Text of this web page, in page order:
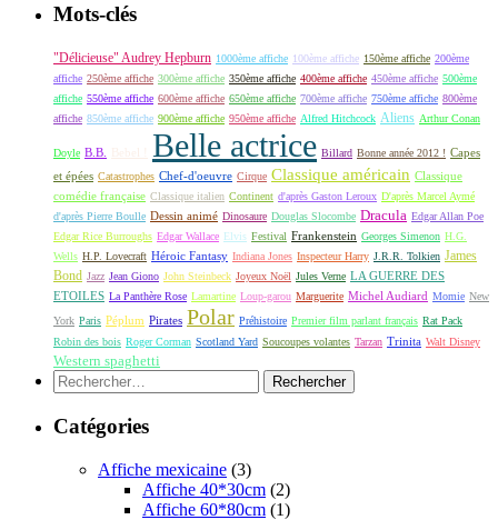
Mots-clés
"Délicieuse" Audrey Hepburn 1000ème affiche 100ème affiche 150ème affiche 200ème
affiche 250ème affiche 300ème affiche 350ème affiche 400ème affiche 450ème affiche 500ème
affiche 550ème affiche 600ème affiche 650ème affiche 700ème affiche 750ème affiche 800ème
affiche 850ème affiche 900ème affiche 950ème affiche Alfred Hitchcock Aliens Arthur Conan
Doyle B.B. Belle actrice Billard Bonne année 2012 ! Capes
et épées Catastrophes Chef-d'oeuvre Cirque Classique américain Classique
comédie française Classique italien Continent d'après Gaston Leroux D'après Marcel Aymé
d'après Pierre Boulle Dessin animé Dinosaure Douglas Slocombe Dracula Edgar Allan Poe
Edgar Rice Burroughs Edgar Wallace Elvis Festival Frankenstein Georges Simenon H.G.
Wells H.P. Lovecraft Héroic Fantasy Indiana Jones Inspecteur Harry J.R.R. Tolkien James
Bond Jazz Jean Giono John Steinbeck Joyeux Noël Jules Verne LA GUERRE DES
ETOILES La Panthère Rose Lamartine Loup-garou Marguerite Michel Audiard Momie New
York Paris Péplum Pirates Polar Préhistoire Premier film parlant français Rat Pack
Robin des bois Roger Corman Scotland Yard Soucoupes volantes Tarzan Trinita Walt Disney
Western spaghetti
Rechercher :
Catégories
Affiche mexicaine (3)
Affiche 40*30cm (2)
Affiche 60*80cm (1)